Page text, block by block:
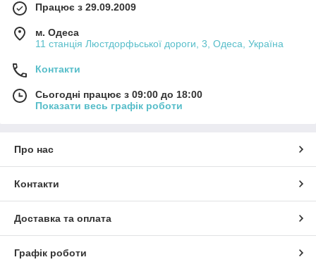
Працює з 29.09.2009
м. Одеса
11 станція Люстдорфьської дороги, 3, Одеса, Україна
Контакти
Сьогодні працює з 09:00 до 18:00
Показати весь графік роботи
Про нас
Контакти
Доставка та оплата
Графік роботи